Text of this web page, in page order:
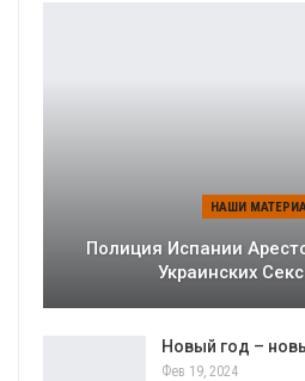
НАШИ
Полиция Испании
Украинских
Новый год –
Фев 19, 2024